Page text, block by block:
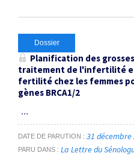
Dossier
Planification des
traitement de l'infertilité
fertilité chez les femmes
gènes BRCA1/2
...
DATE DE PARUTION 31 décembre
PARU DANS La Lettre du